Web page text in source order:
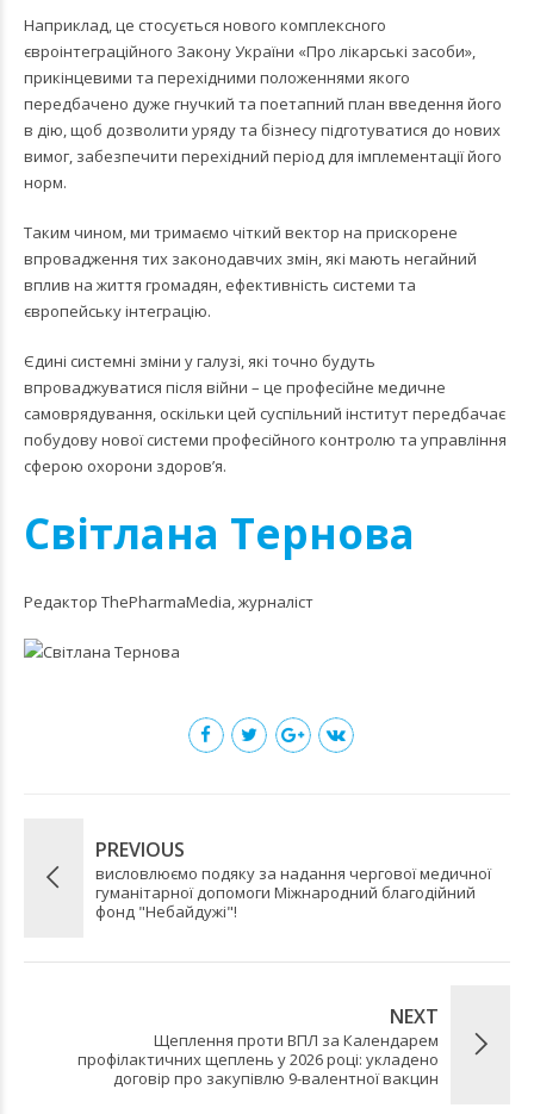
Наприклад, це стосується нового комплексного
євроінтеграційного Закону України «Про лікарські засоби»,
прикінцевими та перехідними положеннями якого
передбачено дуже гнучкий та поетапний план введення його
в дію, щоб дозволити уряду та бізнесу підготуватися до нових
вимог, забезпечити перехідний період для імплементації його
норм.
Таким чином, ми тримаємо чіткий вектор на прискорене
впровадження тих законодавчих змін, які мають негайний
вплив на життя громадян, ефективність системи та
європейську інтеграцію.
Єдині системні зміни у галузі, які точно будуть
впроваджуватися після війни – це професійне медичне
самоврядування, оскільки цей суспільний інститут передбачає
побудову нової системи професійного контролю та управління
сферою охорони здоров’я.
Світлана Тернова
Редактор ThePharmaMedia, журналіст
PREVIOUS
висловлюємо подяку за надання чергової медичної
гуманітарної допомоги Міжнародний благодійний
фонд "Небайдужі"!
NEXT
Щеплення проти ВПЛ за Календарем
профілактичних щеплень у 2026 році: укладено
договір про закупівлю 9-валентної вакцин